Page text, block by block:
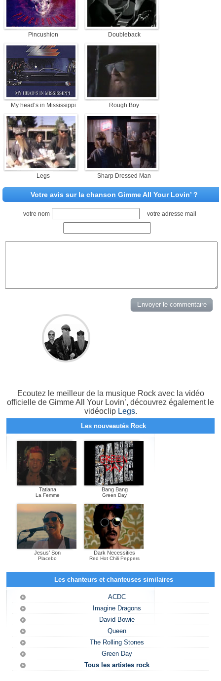
Pincushion Doubleback
My head’s in Mississippi Rough Boy
Legs Sharp Dressed Man
Votre avis sur la chanson Gimme All Your Lovin’ ?
votre nom votre adresse mail
Ecoutez le meilleur de la musique Rock avec la vidéo
officielle de Gimme All Your Lovin’, découvrez également le
vidéoclip Legs.
Les nouveautés Rock
Tatiana
La Femme
Bang Bang
Green Day
Jesus’ Son
Placebo
Dark Necessities
Red Hot Chili Peppers
Les chanteurs et chanteuses similaires
ACDC
Imagine Dragons
David Bowie
Queen
The Rolling Stones
Green Day
Tous les artistes rock